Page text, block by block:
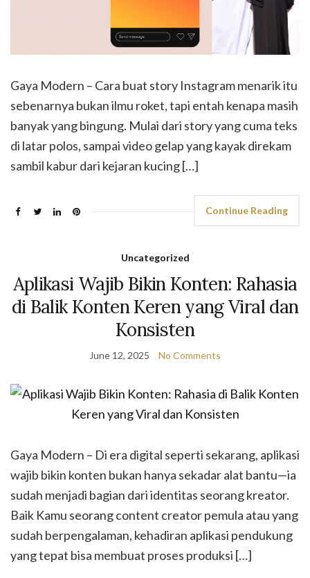
Gaya Modern – Cara buat story Instagram menarik itu
sebenarnya bukan ilmu roket, tapi entah kenapa masih
banyak yang bingung. Mulai dari story yang cuma teks
di latar polos, sampai video gelap yang kayak direkam
sambil kabur dari kejaran kucing […]
Continue Reading
Uncategorized
Aplikasi Wajib Bikin Konten: Rahasia
di Balik Konten Keren yang Viral dan
Konsisten
June 12, 2025 No Comments
Gaya Modern – Di era digital seperti sekarang, aplikasi
wajib bikin konten bukan hanya sekadar alat bantu—ia
sudah menjadi bagian dari identitas seorang kreator.
Baik Kamu seorang content creator pemula atau yang
sudah berpengalaman, kehadiran aplikasi pendukung
yang tepat bisa membuat proses produksi […]